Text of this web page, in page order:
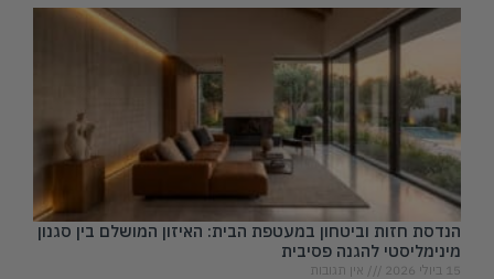
הנדסת חזות וביטחון במעטפת הבית: האיזון המושלם בין סגנון
מינימליסטי להגנה פסיבית
15 ביולי 2026 אין תגובות